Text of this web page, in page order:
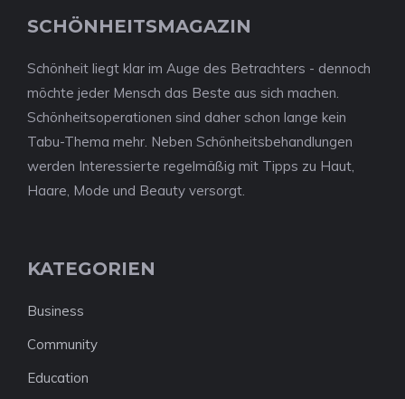
SCHÖNHEITSMAGAZIN
Schönheit liegt klar im Auge des Betrachters - dennoch
möchte jeder Mensch das Beste aus sich machen.
Schönheitsoperationen sind daher schon lange kein
Tabu-Thema mehr. Neben Schönheitsbehandlungen
werden Interessierte regelmäßig mit Tipps zu Haut,
Haare, Mode und Beauty versorgt.
KATEGORIEN
Business
Community
Education